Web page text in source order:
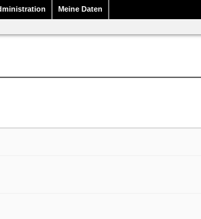
Meine Daten